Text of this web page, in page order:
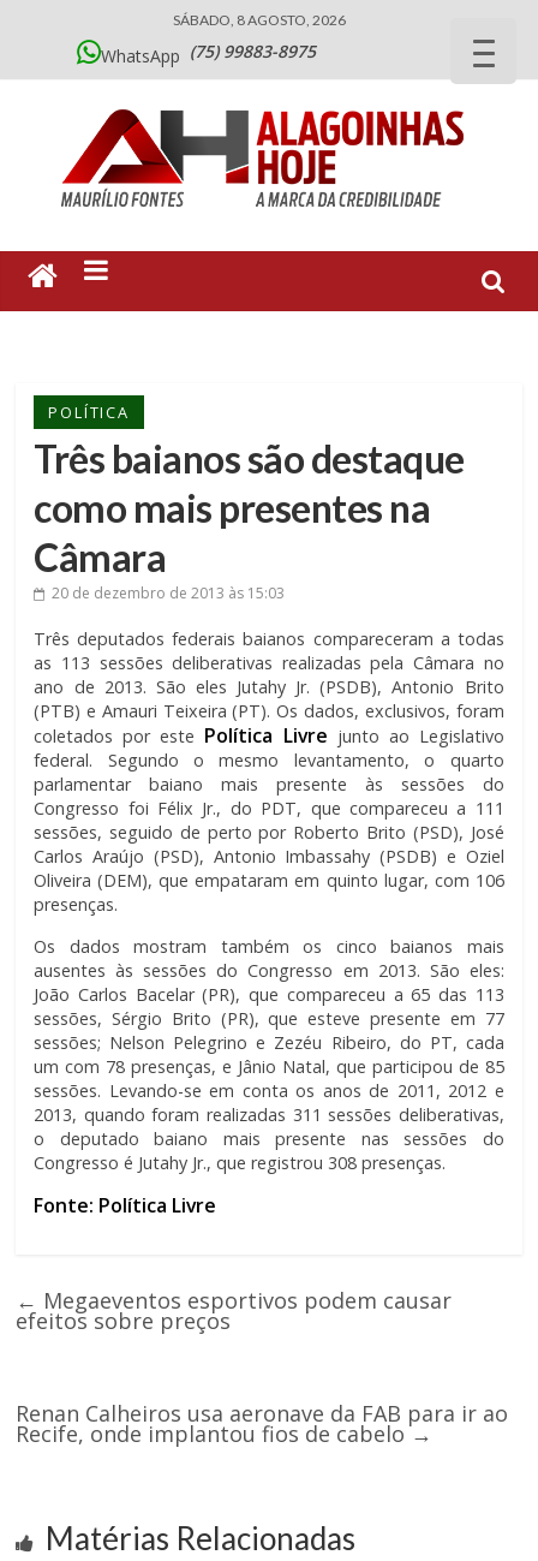
SÁBADO, 8 AGOSTO, 2026
WhatsApp (75) 99883-8975
POLÍTICA
Três baianos são destaque
como mais presentes na
Câmara
20 de dezembro de 2013 às 15:03
Três deputados federais baianos compareceram a todas
as 113 sessões deliberativas realizadas pela Câmara no
ano de 2013. São eles Jutahy Jr. (PSDB), Antonio Brito
(PTB) e Amauri Teixeira (PT). Os dados, exclusivos, foram
coletados por este Política Livre junto ao Legislativo
federal. Segundo o mesmo levantamento, o quarto
parlamentar baiano mais presente às sessões do
Congresso foi Félix Jr., do PDT, que compareceu a 111
sessões, seguido de perto por Roberto Brito (PSD), José
Carlos Araújo (PSD), Antonio Imbassahy (PSDB) e Oziel
Oliveira (DEM), que empataram em quinto lugar, com 106
presenças.
Os dados mostram também os cinco baianos mais
ausentes às sessões do Congresso em 2013. São eles:
João Carlos Bacelar (PR), que compareceu a 65 das 113
sessões, Sérgio Brito (PR), que esteve presente em 77
sessões; Nelson Pelegrino e Zezéu Ribeiro, do PT, cada
um com 78 presenças, e Jânio Natal, que participou de 85
sessões. Levando-se em conta os anos de 2011, 2012 e
2013, quando foram realizadas 311 sessões deliberativas,
o deputado baiano mais presente nas sessões do
Congresso é Jutahy Jr., que registrou 308 presenças.
Fonte: Política Livre
← Megaeventos esportivos podem causar
efeitos sobre preços
Renan Calheiros usa aeronave da FAB para ir ao
Recife, onde implantou fios de cabelo→
Matérias Relacionadas